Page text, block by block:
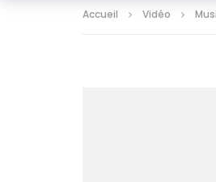
Accueil Vidéo